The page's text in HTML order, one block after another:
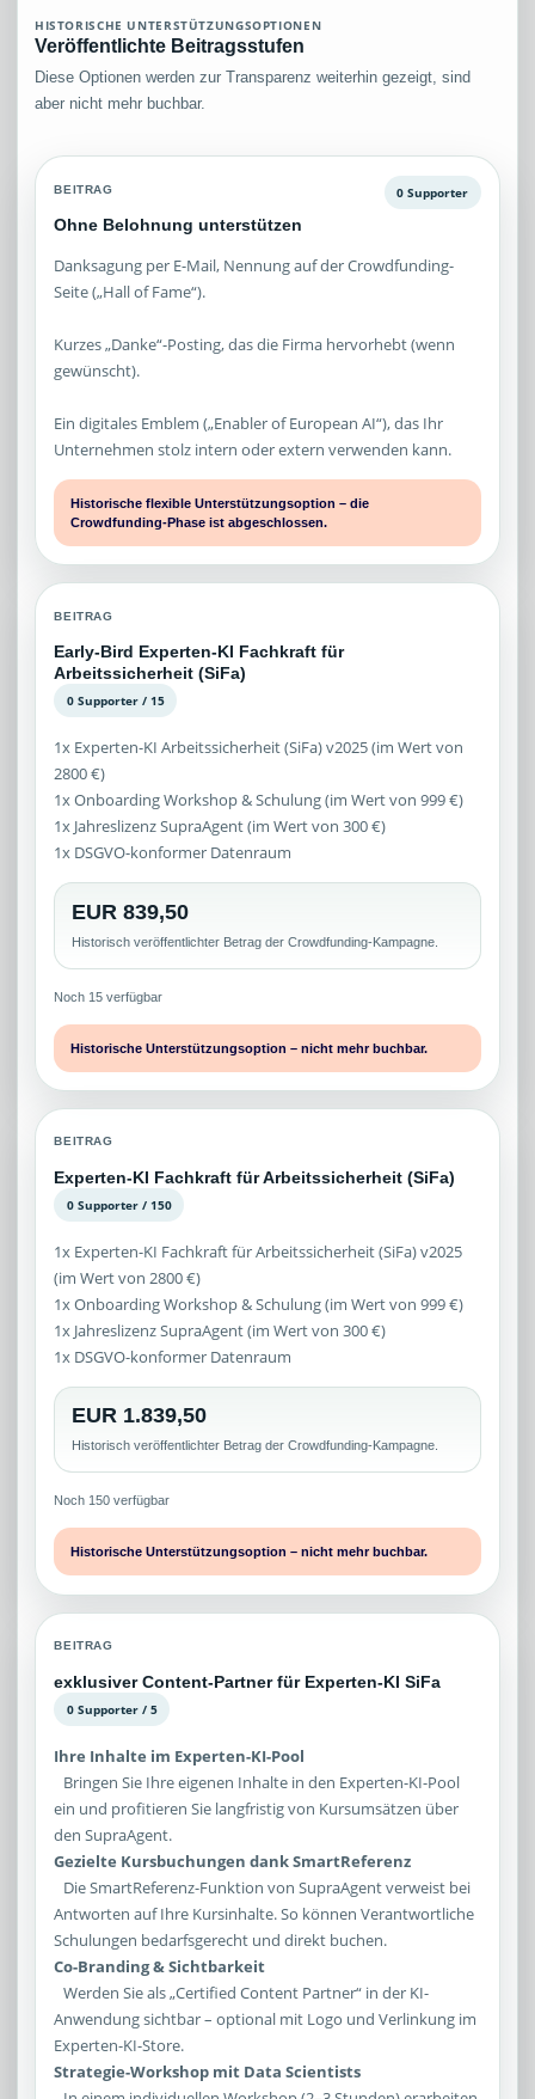
HISTORISCHE UNTERSTÜTZUNGSOPTIONEN
Veröffentlichte Beitragsstufen
Diese Optionen werden zur Transparenz weiterhin gezeigt, sind
aber nicht mehr buchbar.
BEITRAG
Ohne Belohnung unterstützen
0 Supporter
Danksagung per E-Mail, Nennung auf der Crowdfunding-
Seite („Hall of Fame“).
Kurzes „Danke“-Posting, das die Firma hervorhebt (wenn
gewünscht).
Ein digitales Emblem („Enabler of European AI“), das Ihr
Unternehmen stolz intern oder extern verwenden kann.
Historische flexible Unterstützungsoption – die
Crowdfunding-Phase ist abgeschlossen.
BEITRAG
Early-Bird Experten-KI Fachkraft für
Arbeitssicherheit (SiFa)
0 Supporter / 15
1x Experten-KI Arbeitssicherheit (SiFa) v2025 (im Wert von
2800 €)
1x Onboarding Workshop & Schulung (im Wert von 999 €)
1x Jahreslizenz SupraAgent (im Wert von 300 €)
1x DSGVO-konformer Datenraum
EUR 839,50
Historisch veröffentlichter Betrag der Crowdfunding-Kampagne.
Noch 15 verfügbar
Historische Unterstützungsoption – nicht mehr buchbar.
BEITRAG
Experten-KI Fachkraft für Arbeitssicherheit (SiFa)
0 Supporter / 150
1x Experten-KI Fachkraft für Arbeitssicherheit (SiFa) v2025
(im Wert von 2800 €)
1x Onboarding Workshop & Schulung (im Wert von 999 €)
1x Jahreslizenz SupraAgent (im Wert von 300 €)
1x DSGVO-konformer Datenraum
EUR 1.839,50
Historisch veröffentlichter Betrag der Crowdfunding-Kampagne.
Noch 150 verfügbar
Historische Unterstützungsoption – nicht mehr buchbar.
BEITRAG
exklusiver Content-Partner für Experten-KI SiFa
0 Supporter / 5
Ihre Inhalte im Experten-KI-Pool
Bringen Sie Ihre eigenen Inhalte in den Experten-KI-Pool
ein und profitieren Sie langfristig von Kursumsätzen über
den SupraAgent.
Gezielte Kursbuchungen dank SmartReferenz
Die SmartReferenz-Funktion von SupraAgent verweist bei
Antworten auf Ihre Kursinhalte. So können Verantwortliche
Schulungen bedarfsgerecht und direkt buchen.
Co-Branding & Sichtbarkeit
Werden Sie als „Certified Content Partner“ in der KI-
Anwendung sichtbar – optional mit Logo und Verlinkung im
Experten-KI-Store.
Strategie-Workshop mit Data Scientists